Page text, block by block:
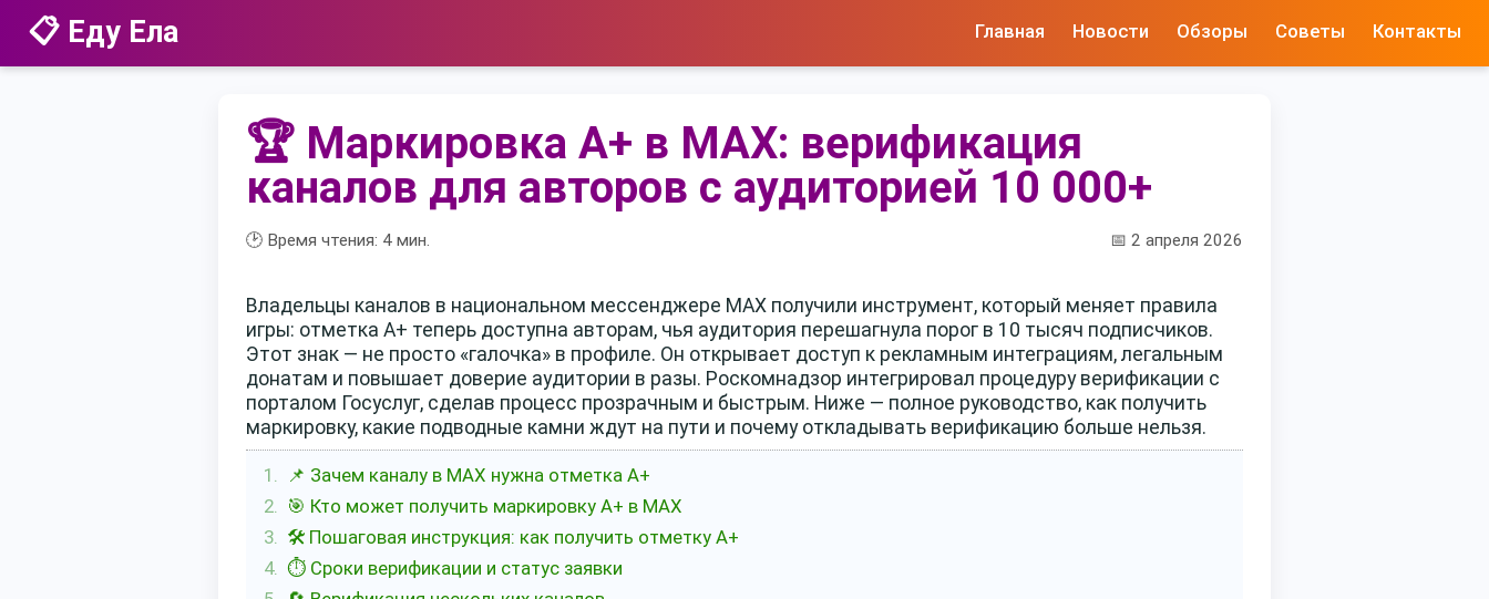
📋 Еду Ела Главная Новости Обзоры Советы Контакты
🏆 Маркировка А+ в MAX: верификация
каналов для авторов с аудиторией 10 000+
🕑 Время чтения: 4 мин. 📅 2 апреля 2026
Владельцы каналов в национальном мессенджере MAX получили инструмент, который меняет правила
игры: отметка А+ теперь доступна авторам, чья аудитория перешагнула порог в 10 тысяч подписчиков.
Этот знак — не просто «галочка» в профиле. Он открывает доступ к рекламным интеграциям, легальным
донатам и повышает доверие аудитории в разы. Роскомнадзор интегрировал процедуру верификации с
порталом Госуслуг, сделав процесс прозрачным и быстрым. Ниже — полное руководство, как получить
маркировку, какие подводные камни ждут на пути и почему откладывать верификацию больше нельзя.
📌 Зачем каналу в MAX нужна отметка А+
🎯 Кто может получить маркировку А+ в MAX
🛠️ Пошаговая инструкция: как получить отметку А+
⏱️ Сроки верификации и статус заявки